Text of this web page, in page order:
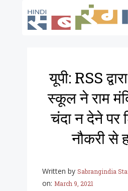
यूपी: RSS
स्कूल ने राम
चंदा न देने पर
नौकरी से
Written by Sabrangindia
on: March 9, 2021